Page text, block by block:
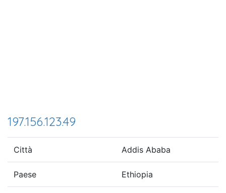
197.156.123.49
Città Addis Ababa
Paese Ethiopia